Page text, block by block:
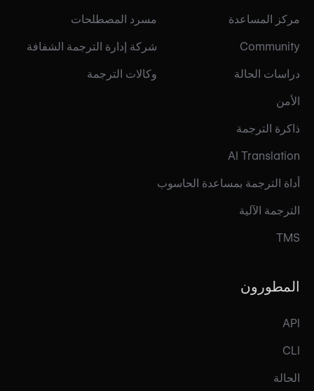
مركز المساعدة
Community
دراسات الحالة
الأمن
ذاكرة الترجمة
AI Translation
أداة الترجمة بمساعدة الحاسوب
الترجمة الآلية
TMS
مسرد المصطلحات
شركة إدارة الترجمة الشفافة
وكالات الترجمة
المطورون
API
CLI
الحالة